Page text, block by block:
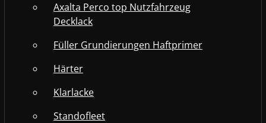
Axalta Perco top Nutzfahrzeug
Decklack
Füller Grundierungen Haftprimer
Härter
Klarlacke
Standofleet